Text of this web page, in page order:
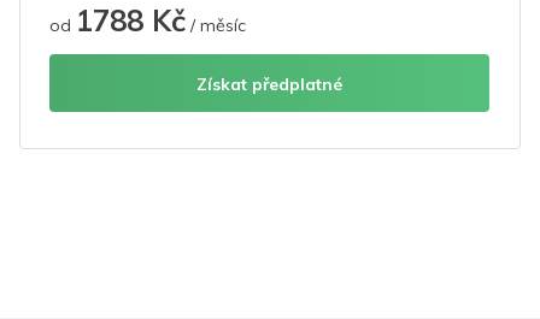
od 1788 Kč / měsíc
Získat předplatné